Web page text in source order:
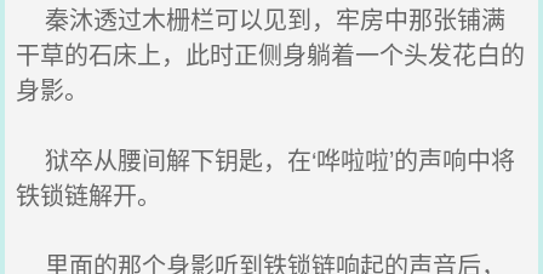
秦沐透过木栅栏可以见到，牢房中那张铺满
干草的石床上，此时正侧身躺着一个头发花白的
身影。
狱卒从腰间解下钥匙，在‘哗啦啦’的声响中将
铁锁链解开。
里面的那个身影听到铁锁链响起的声音后，